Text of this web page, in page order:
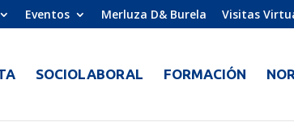
Eventos Merluza D& Burela Visitas
SOCIOLABORAL FORMACIÓN